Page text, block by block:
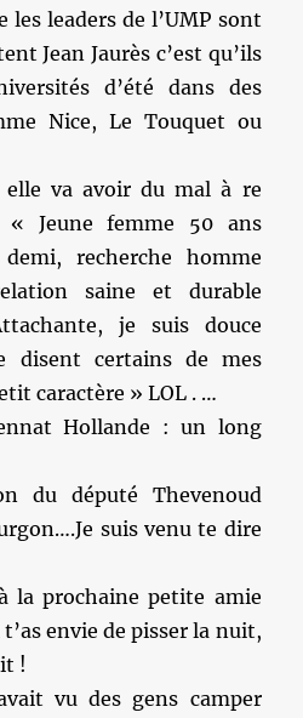
les leaders de l’UMP sont
Jean Jaurès c’est qu’ils
d’été dans des
Nice, Le Touquet ou
va avoir du mal à re
« Jeune femme 50 ans
recherche homme
saine et durable
je suis douce
disent certains de mes
caractère » LOL . …
Hollande : un long
du député Thevenoud
suis venu te dire
la prochaine petite amie
envie de pisser la nuit,
!
vu des gens camper